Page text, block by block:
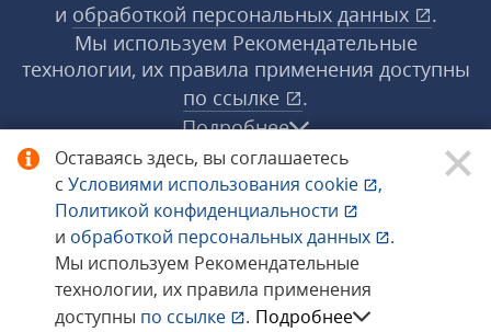
Оставаясь здесь, вы соглашаетесь
с Условиями использования cookie
,
Политикой конфиденциальности
и обработкой персональных данных
.
Мы используем Рекомендательные
технологии, их правила применения
доступны по ссылке . Подробнее
и обработкой персональных данных
.
Мы используем Рекомендательные
технологии, их правила применения доступны
по ссылке
.
Подробнее
© 1998−2026 «1С‑Рарус» ®. Все права
защищены.
Сообщить об ошибке